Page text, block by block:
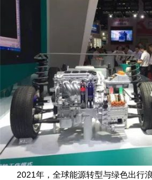
2021年，全球能源转型与绿色出行